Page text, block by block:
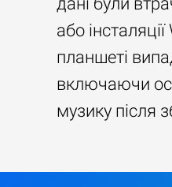
або
планшеті
включаючи
музику після